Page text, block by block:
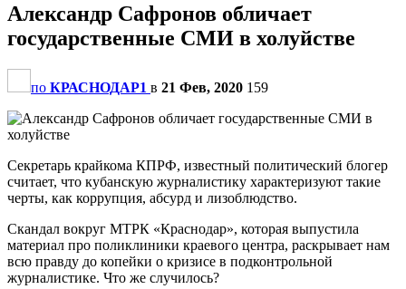
Александр Сафронов обличает
государственные СМИ в холуйстве
по КРАСНОДАР1 в 21 Фев, 2020 159
Секретарь крайкома КПРФ, известный политический блогер
считает, что кубанскую журналистику характеризуют такие
черты, как коррупция, абсурд и лизоблюдство.
Скандал вокруг МТРК «Краснодар», которая выпустила
материал про поликлиники краевого центра, раскрывает нам
всю правду до копейки о кризисе в подконтрольной
журналистике. Что же случилось?